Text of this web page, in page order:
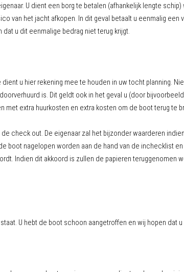
U dient een borg te betalen (afhankelijk lengte schip)
van het jacht afkopen. In dit geval betaalt u eenmalig een
u dit eenmalige bedrag niet terug krijgt.
u hier rekening mee te houden in uw tocht planning.
is. Dit geldt ook in het geval u (door
met extra huurkosten en extra kosten om de boot terug te
check out. De eigenaar zal het bijzonder waarderen
boot nagelopen worden aan de hand van de inchecklist
Indien dit akkoord is zullen de papieren teruggenomen
U hebt de boot schoon aangetroffen en wij hopen dat